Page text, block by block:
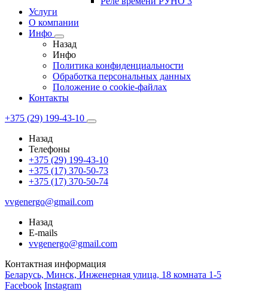
Услуги
О компании
Инфо
Назад
Инфо
Политика конфиденциальности
Обработка персональных данных
Положение о cookie-файлах
Контакты
+375 (29) 199-43-10
Назад
Телефоны
+375 (29) 199-43-10
+375 (17) 370-50-73
+375 (17) 370-50-74
vvgenergo@gmail.com
Назад
E-mails
vvgenergo@gmail.com
Контактная информация
Беларусь, Минск, Инженерная улица, 18 комната 1-5
Facebook Instagram